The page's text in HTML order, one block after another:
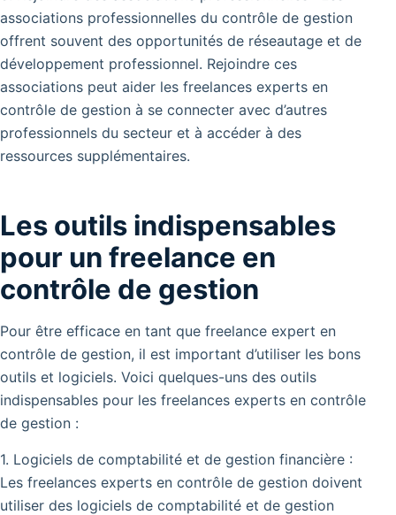
associations professionnelles du contrôle de gestion
offrent souvent des opportunités de réseautage et de
développement professionnel. Rejoindre ces
associations peut aider les freelances experts en
contrôle de gestion à se connecter avec d’autres
professionnels du secteur et à accéder à des
ressources supplémentaires.
Les outils indispensables
pour un freelance en
contrôle de gestion
Pour être efficace en tant que freelance expert en
contrôle de gestion, il est important d’utiliser les bons
outils et logiciels. Voici quelques-uns des outils
indispensables pour les freelances experts en contrôle
de gestion :
1. Logiciels de comptabilité et de gestion financière :
Les freelances experts en contrôle de gestion doivent
utiliser des logiciels de comptabilité et de gestion